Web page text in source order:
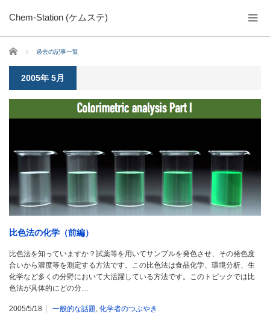
Chem-Station (ケムステ)
ホーム 過去の記事一覧
2005年 5月
比色法の化学（前編）
比色法を知っていますか？試薬等を用いてサンプルを発色させ、その発色度
合いから濃度等を測定する方法です。この比色法は食品化学、環境分析、生
化学など多くの分野において大活躍している方法です。このトピックでは比
色法が具体的にどの分…
2005/5/18 一般的な話題 化学者のつぶやき